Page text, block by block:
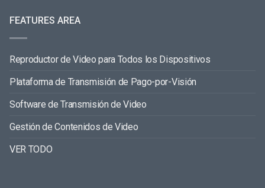
FEATURES AREA
Reproductor de Video para Todos los Dispositivos
Plataforma de Transmisión de Pago-por-Visión
Software de Transmisión de Video
Gestión de Contenidos de Video
VER TODO